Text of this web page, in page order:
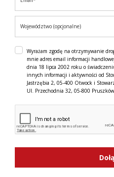
Wyrażam zgodę na otrzymywanie
mnie adres email informacji
dnia 18 lipca 2002 roku o
innych informacji i aktywności od
Jastrzębia 2, 05-400 Otwock i
Ul. Przechodnia 32, 05-800 Pruszków